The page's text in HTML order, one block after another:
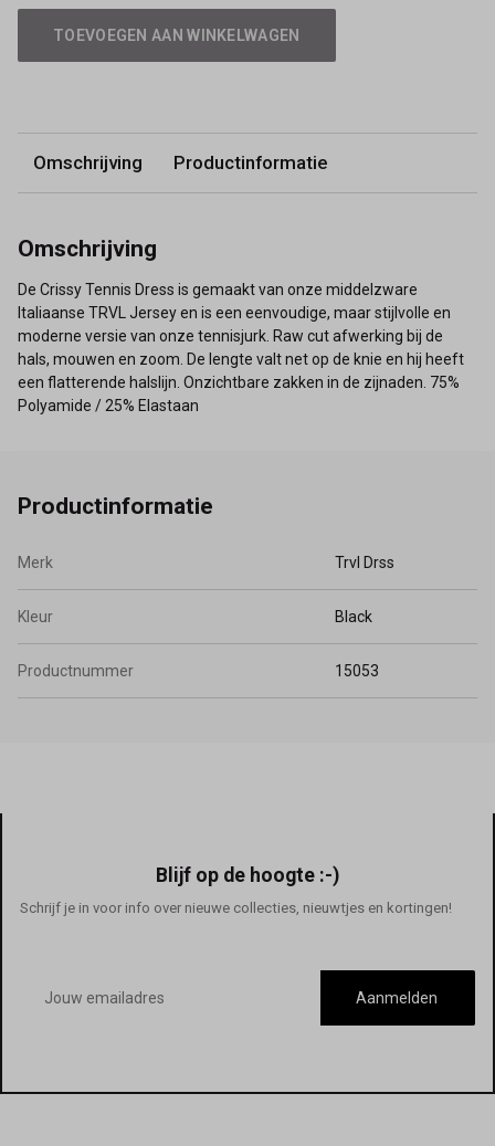
TOEVOEGEN AAN WINKELWAGEN
Omschrijving Productinformatie
Omschrijving
De Crissy Tennis Dress is gemaakt van onze middelzware
Italiaanse TRVL Jersey en is een eenvoudige, maar stijlvolle en
moderne versie van onze tennisjurk. Raw cut afwerking bij de
hals, mouwen en zoom. De lengte valt net op de knie en hij heeft
een flatterende halslijn. Onzichtbare zakken in de zijnaden. 75%
Polyamide / 25% Elastaan
Productinformatie
Merk Trvl Drss
Kleur Black
Productnummer 15053
Blijf op de hoogte :-)
Schrijf je in voor info over nieuwe collecties, nieuwtjes en kortingen!
mailadres
Aanmelden